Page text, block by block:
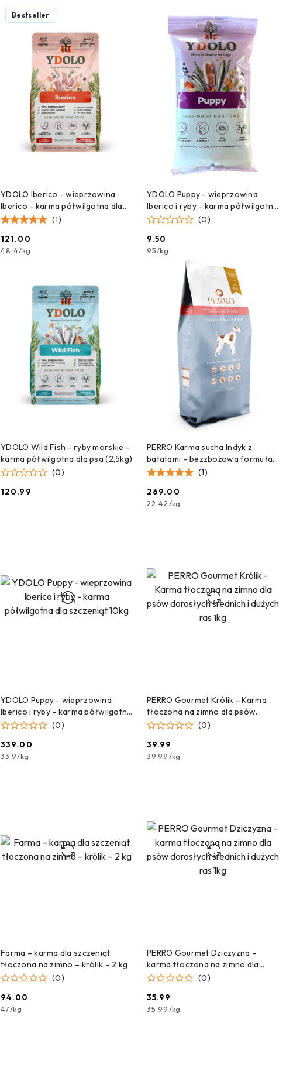
YDOLO Iberico - wieprzowina
Iberico - karma półwilgotna dla
psa (2,5kg)
(1)
Cena:
121.00
48.4/kg
Bestseller
YDOLO Puppy - wieprzowina
Iberico i ryby - karma półwilgotna
dla szczeniąt - próbka 100g
(0)
Cena:
9.50
95/kg
YDOLO Wild Fish - ryby morskie -
karma półwilgotna dla psa (2,5kg)
(0)
Cena:
120.99
PERRO Karma sucha Indyk z
batatami – bezzbożowa formuła
dla psów dorosłych średnich i
(1)
Cena:
269.00
22.42/kg
YDOLO Puppy - wieprzowina
Iberico i ryby - karma półwilgotna
dla szczeniąt 10kg
(0)
Cena:
339.00
33.9/kg
PERRO Gourmet Królik - Karma
tłoczona na zimno dla psów
dorosłych średnich i dużych ras
(0)
Cena:
39.99
39.99/kg
DODAJ DO KOSZYKA
Farma – karma dla szczeniąt
tłoczona na zimno – królik – 2 kg
(0)
Cena:
94.00
47/kg
PERRO Gourmet Dziczyzna -
karma tłoczona na zimno dla
psów dorosłych średnich i dużych
(0)
Cena:
35.99
35.99/kg